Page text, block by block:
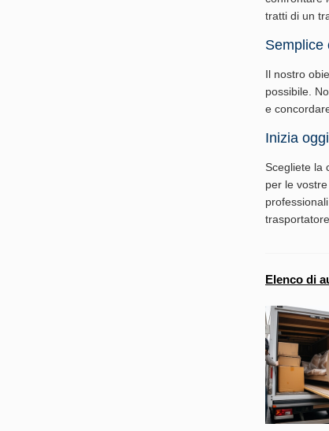
tratti di un
Semplice
Il nostro
possibile.
e
Inizia
Scegliete la
per le
Elenco di